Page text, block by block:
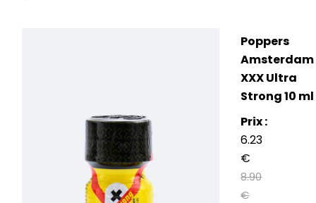
Poppers
Amsterdam
XXX Ultra
Strong 10 ml
Prix :
6.23
€
8.90
€